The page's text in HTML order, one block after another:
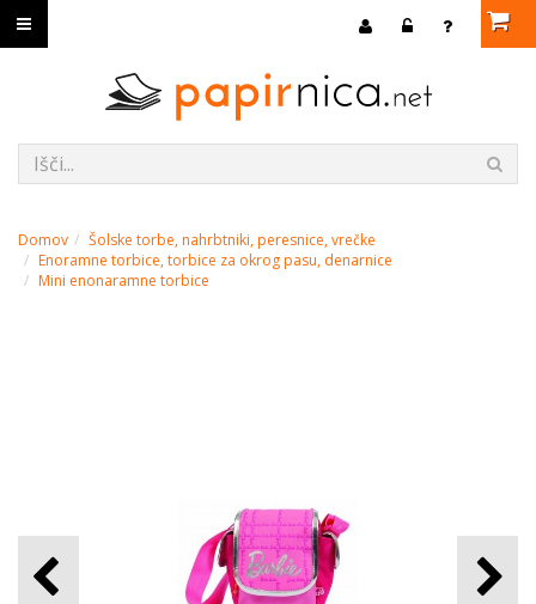
Domov
Šolske torbe, nahrbtniki, peresnice, vrečke
Enoramne torbice, torbice za okrog pasu, denarnice
Mini enonaramne torbice